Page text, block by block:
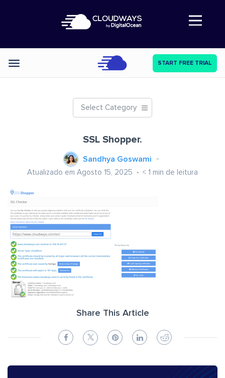
Abre a navegação
Categories START FREE TRIAL
Select Category
SSL Shopper.
Sandhya Goswami
Atualizado em Agosto 15, 2025 < 1 min de leitura
Share This Article